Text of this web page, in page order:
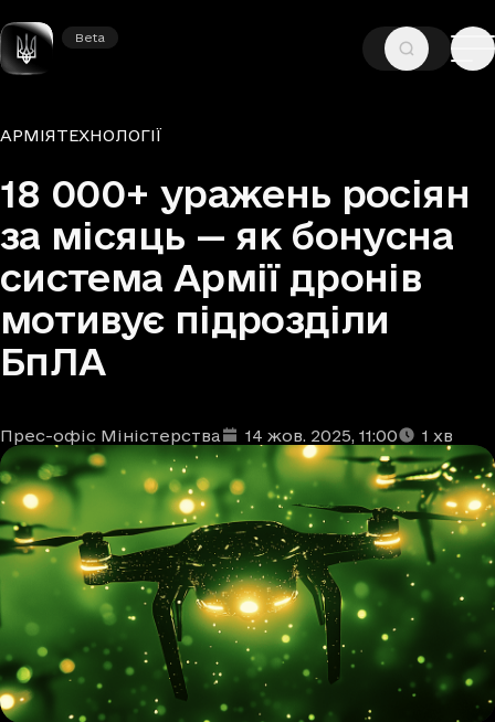
Beta
Beta
ГОЛОВНА— НОВИНИ
Рубрики
АРМІЯТЕХНОЛОГІЇ
18 000+ уражень росіян
за місяць — як бонусна
система Армії дронів
мотивує підрозділи
БпЛА
Автори
Прес-офіс Міністерства
Дата та час публікації: 14 жов. 2025, 11:00
Час читання: 1 хв